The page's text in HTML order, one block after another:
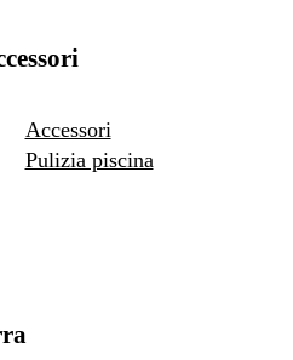
Accessori
Pulizia piscina